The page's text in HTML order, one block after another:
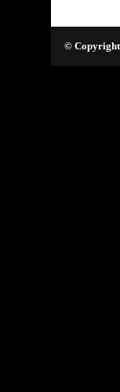
© Copyright